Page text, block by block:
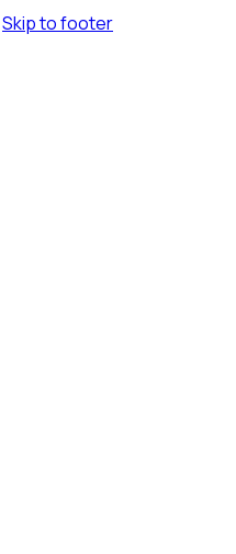
Skip to footer